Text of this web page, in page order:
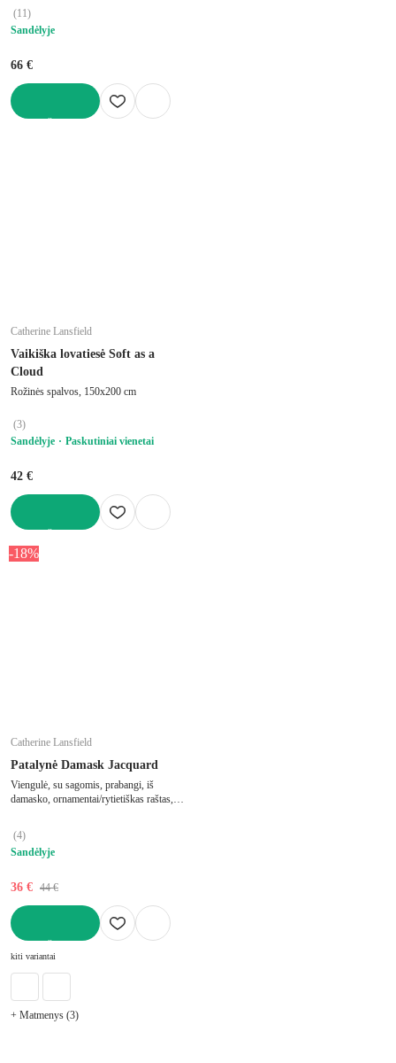
(11)
Sandėlyje
66 €
Catherine Lansfield
Vaikiška lovatiesė Soft as a
Cloud
Rožinės spalvos, 150x200 cm
(3)
Sandėlyje
Paskutiniai vienetai
42 €
-18%
Catherine Lansfield
Patalynė Damask Jacquard
Viengulė, su sagomis, prabangi, iš
damasko, ornamentai/rytietiškas raštas,
(4)
Sandėlyje
36 € 44 €
kiti variantai
+ Matmenys (3)